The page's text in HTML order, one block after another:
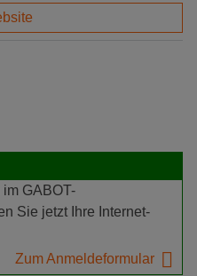
GABOT-
Sie jetzt Ihre Internet-
Zum Anmeldeformular